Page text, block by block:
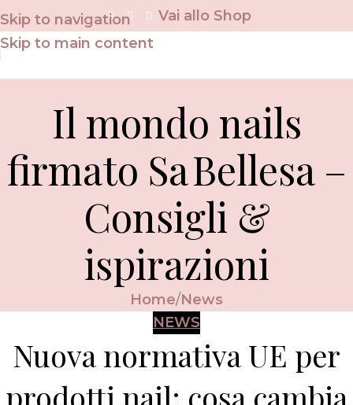
Skip to navigation
Skip to main content
Vai allo Shop
Il mondo nails
firmato Sa Bellesa –
Consigli &
ispirazioni
Home News
NEWS
Nuova normativa UE per
prodotti nail: cosa cambia